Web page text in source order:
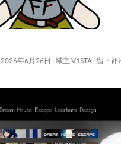
2026年6月26日 域主 V1STA 留下评